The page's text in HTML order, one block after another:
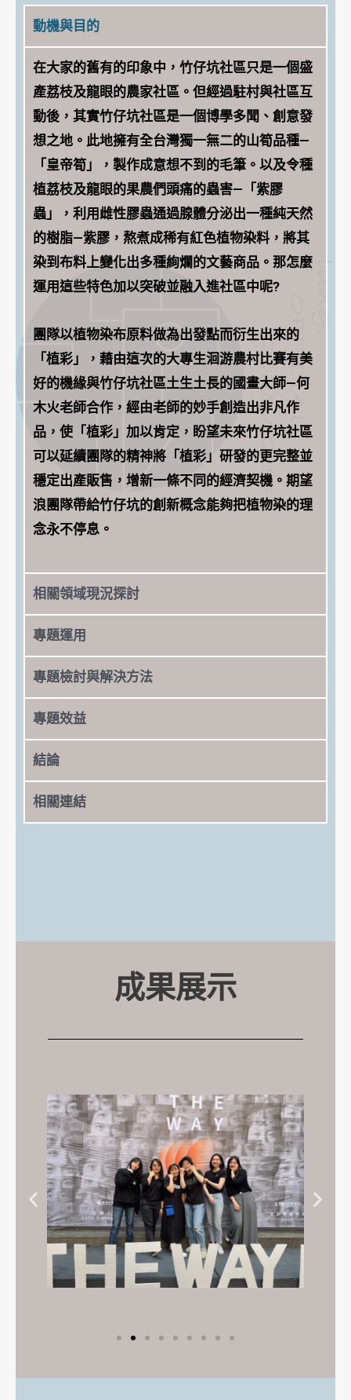
動機與目的
在大家的舊有的印象中，竹仔坑社區只是一個盛
產荔枝及龍眼的農家社區。但經過駐村與社區互
動後，其實竹仔坑社區是一個博學多聞、創意發
想之地。此地擁有全台灣獨一無二的山筍品種—
「皇帝筍」，製作成意想不到的毛筆。以及令種
植荔枝及龍眼的果農們頭痛的蟲害—「紫膠
蟲」，利用雌性膠蟲通過腺體分泌出一種純天然
的樹脂—紫膠，熬煮成稀有紅色植物染料，將其
染到布料上變化出多種絢爛的文藝商品。那怎麼
運用這些特色加以突破並融入進社區中呢?
團隊以植物染布原料做為出發點而衍生出來的
「植彩」，藉由這次的大專生洄游農村比賽有美
好的機緣與竹仔坑社區土生土長的國畫大師—何
木火老師合作，經由老師的妙手創造出非凡作
品，使「植彩」加以肯定，盼望未來竹仔坑社區
可以延續團隊的精神將「植彩」研發的更完整並
穩定出產販售，增新一條不同的經濟契機。期望
浪團隊帶給竹仔坑的創新概念能夠把植物染的理
念永不停息。
相關領域現況探討
專題運用
專題檢討與解決方法
專題效益
結論
相關連結
成果展示